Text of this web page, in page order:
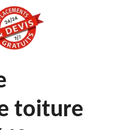
toiture